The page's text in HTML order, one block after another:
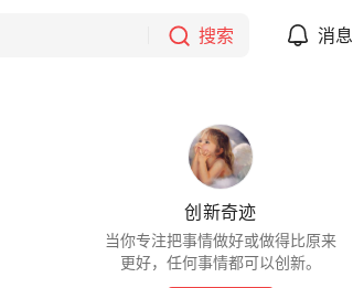
搜索 消息
创新奇迹
当你专注把事情做好或做得比原来
更好，任何事情都可以创新。